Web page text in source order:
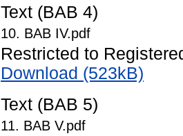
Text (BAB 4)
10. BAB IV.pdf
Restricted to
Download (523kB)
Text (BAB 5)
11. BAB V.pdf